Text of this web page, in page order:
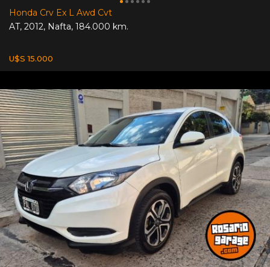
Honda Crv Ex L Awd Cvt
AT, 2012, Nafta, 184.000 km.
U$S 15.000